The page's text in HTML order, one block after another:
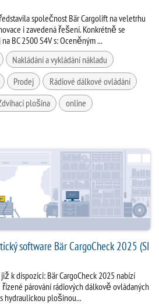
společnost Bär Cargolift na veletrhu
i zavedená řešení. Konkrétně se
BC 2500 S4V s: Oceněným ...
Nakládání a vykládání nákladu
Prodej
Rádiové dálkové ovládání
plošina online
software Bär CargoCheck 2025 (SI
k dispozici: Bär CargoCheck 2025 nabízí
párování rádiových dálkově ovládaných
hydraulickou plošinou...